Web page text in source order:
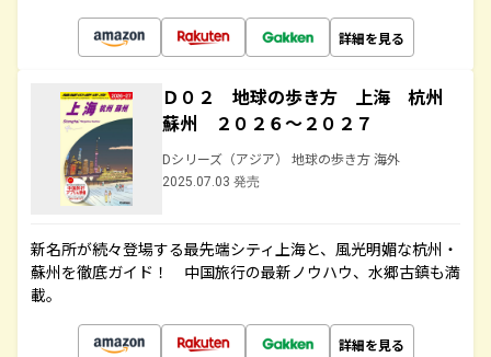
詳細を見る
Ｄ０２ 地球の歩き方 上海 杭州
蘇州 ２０２６～２０２７
Dシリーズ（アジア） 地球の歩き方 海外
2025.07.03 発売
新名所が続々登場する最先端シティ上海と、風光明媚な杭州・
蘇州を徹底ガイド！ 中国旅行の最新ノウハウ、水郷古鎮も満
載。
詳細を見る